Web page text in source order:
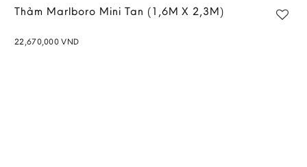
Thảm Marlboro Mini Tan (1,6M X 2,3M)
22,670,000VND